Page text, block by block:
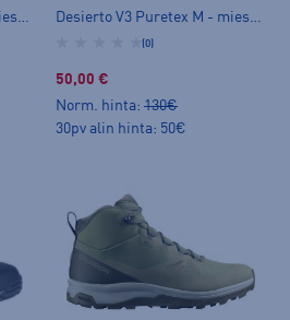
(0)
50,00 €
Norm. hinta: 130€
30pv alin hinta: 50€